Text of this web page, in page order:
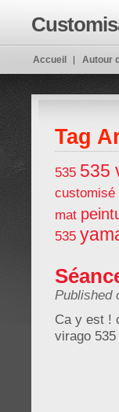
customiser
Tag
535 535
customisé
mat
535
Published
Ca y est !
virago
Accueil Autour